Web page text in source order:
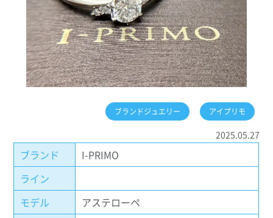
ブランドジュエリー アイプリモ
2025.05.27
ブランド
I-PRIMO
ライン
モデル
アステローペ